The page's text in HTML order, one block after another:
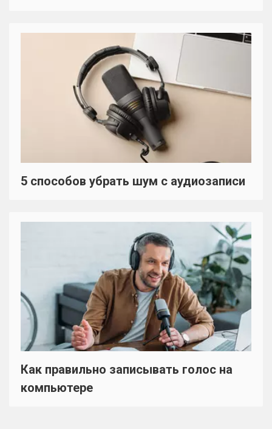
5 способов убрать шум с аудиозаписи
Как правильно записывать голос на
компьютере